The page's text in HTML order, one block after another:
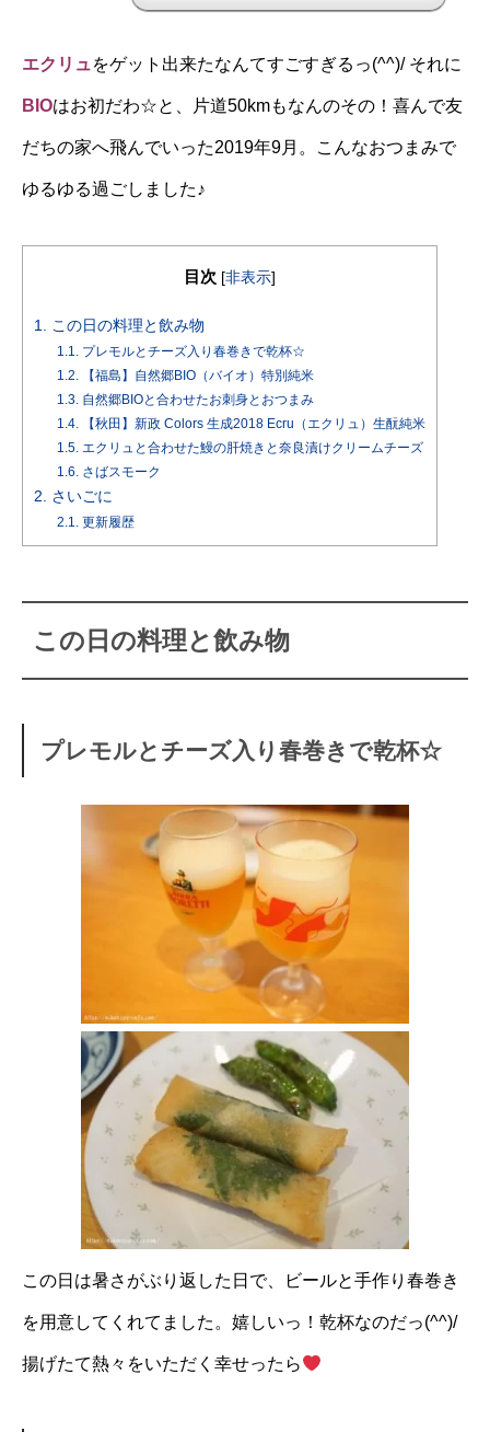
エクリュをゲット出来たなんてすごすぎるっ(^^)/ それに
BIOはお初だわ☆と、片道50kmもなんのその！喜んで友
だちの家へ飛んでいった2019年9月。こんなおつまみで
ゆるゆる過ごしました♪
目次 [非表示]
1. この日の料理と飲み物
1.1.プレモルとチーズ入り春巻きで乾杯☆
1.2.【福島】自然郷BIO（バイオ）特別純米
1.3.自然郷BIOと合わせたお刺身とおつまみ
1.4.【秋田】新政 Colors 生成2018 Ecru（エクリュ）生酛純米
1.5.エクリュと合わせた鰻の肝焼きと奈良漬けクリームチーズ
1.6.さばスモーク
2. さいごに
2.1.更新履歴
この日の料理と飲み物
プレモルとチーズ入り春巻きで乾杯☆
この日は暑さがぶり返した日で、ビールと手作り春巻き
を用意してくれてました。嬉しいっ！乾杯なのだっ(^^)/
揚げたて熱々をいただく幸せったら